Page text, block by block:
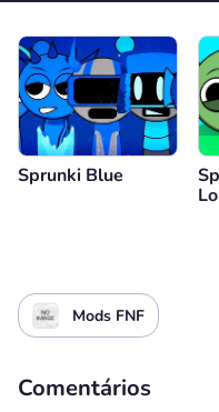
Sprunki Blue
Mods FNF
Comentários